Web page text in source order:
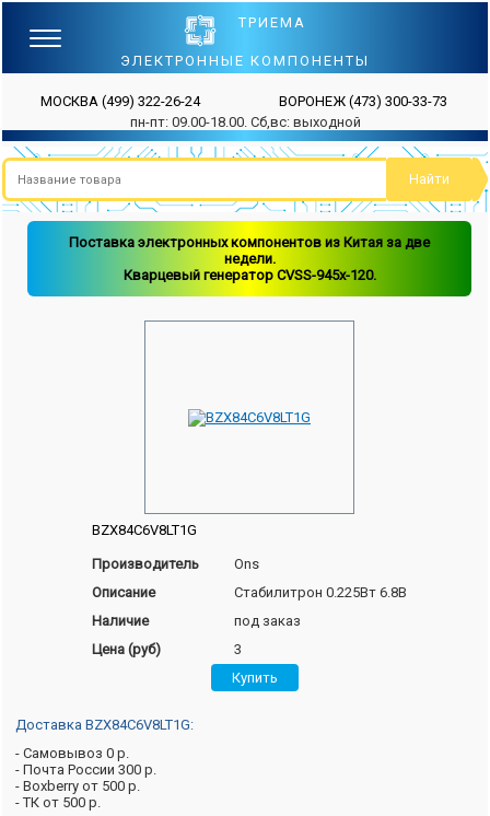
ТРИЕМА
ЭЛЕКТРОННЫЕ КОМПОНЕНТЫ
МОСКВА (499) 322-26-24 ВОРОНЕЖ (473) 300-33-73
пн-пт: 09.00-18.00. Сб,вс: выходной
Поставка электронных компонентов из Китая за две
недели.
Кварцевый генератор CVSS-945x-120.
BZX84C6V8LT1G
Производитель
Ons
Описание
Стабилитрон 0.225Вт 6.8В
Наличие
под заказ
Цена (руб)
3
Доставка BZX84C6V8LT1G:
- Самовывоз 0 р.
- Почта России 300 р.
- Boxberry от 500 р.
- ТК от 500 р.